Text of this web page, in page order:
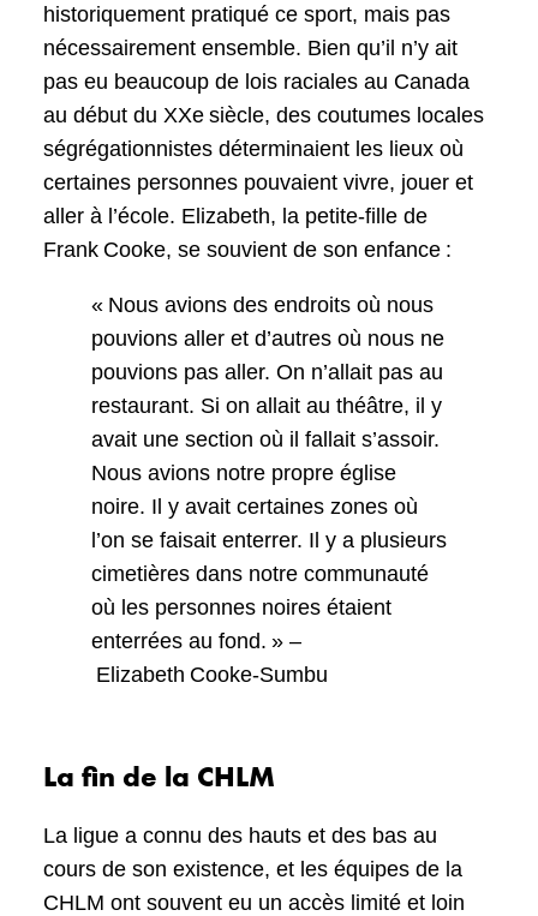
historiquement pratiqué ce sport, mais pas
nécessairement ensemble. Bien qu’il n’y ait
pas eu beaucoup de lois raciales au Canada
au début du XXe siècle, des coutumes locales
ségrégationnistes déterminaient les lieux où
certaines personnes pouvaient vivre, jouer et
aller à l’école. Elizabeth, la petite-fille de
Frank Cooke, se souvient de son enfance :
« Nous avions des endroits où nous
pouvions aller et d’autres où nous ne
pouvions pas aller. On n’allait pas au
restaurant. Si on allait au théâtre, il y
avait une section où il fallait s’assoir.
Nous avions notre propre église
noire. Il y avait certaines zones où
l’on se faisait enterrer. Il y a plusieurs
cimetières dans notre communauté
où les personnes noires étaient
enterrées au fond. » –
Elizabeth Cooke-Sumbu
La fin de la CHLM
La ligue a connu des hauts et des bas au
cours de son existence, et les équipes de la
CHLM ont souvent eu un accès limité et loin